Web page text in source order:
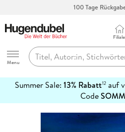
Hugendubel
Menu
Filiale
Summer Sale: 13% Rabatt12auf
Code
erfahren